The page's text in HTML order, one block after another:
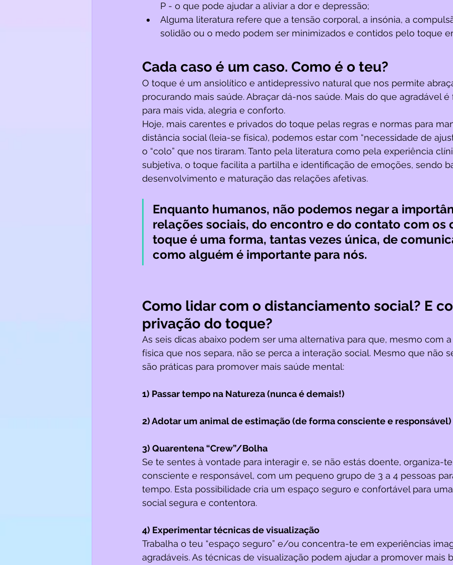
P - o que pode ajudar a aliviar a dor e depressão;
Alguma literatura refere que a tensão corporal, a insónia, a
solidão ou o medo podem ser minimizados e contidos pelo toque
Cada caso é um caso. Como é o teu?
O toque é um ansiolítico e antidepressivo natural que nos permite
procurando mais saúde. Abraçar dá-nos saúde. Mais do que agradável
para mais vida, alegria e conforto.
Hoje, mais carentes e privados do toque pelas regras e normas para
distância social (leia-se física), podemos estar com “necessidade de
o “colo” que nos tiraram. Tanto pela literatura como pela experiência
subjetiva, o toque facilita a partilha e identificação de emoções, sendo
desenvolvimento e maturação das relações afetivas.
Enquanto humanos, não podemos negar a
relações sociais, do encontro e do contato com os
toque é uma forma, tantas vezes única, de
como alguém é importante para nós.
Como lidar com o distanciamento social? E
privação do toque?
As seis dicas abaixo podem ser uma alternativa para que, mesmo com
física que nos separa, não se perca a interação social. Mesmo que não
são práticas para promover mais saúde mental:
1) Passar tempo na Natureza (nunca é demais!)
2) Adotar um animal de estimação (de forma consciente e responsável)
3) Quarentena “Crew”/Bolha
Se te sentes à vontade para interagir e, se não estás doente, organiza-
consciente e responsável, com um pequeno grupo de 3 a 4 pessoas
tempo. Esta possibilidade cria um espaço seguro e confortável para
social segura e contentora.
4) Experimentar técnicas de visualização
Trabalha o teu “espaço seguro” e/ou concentra-te em experiências
agradáveis. As técnicas de visualização podem ajudar a promover mais